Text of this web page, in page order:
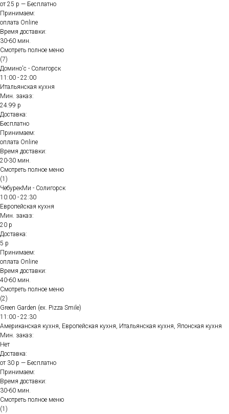
от 25 р — Бесплатно
Принимаем:
оплата Online
Время доставки:
30-60 мин.
Смотреть полное меню
(7)
Домино'с - Солигорск
11:00 - 22:00
Итальянская кухня
Мин. заказ:
24.99 р
Доставка:
Бесплатно
Принимаем:
оплата Online
Время доставки:
20-30 мин.
Смотреть полное меню
(1)
ЧебурекМи - Солигорск
10:00 - 22:30
Европейская кухня
Мин. заказ:
20 р
Доставка:
5 р
Принимаем:
оплата Online
Время доставки:
40-60 мин.
Смотреть полное меню
(2)
Green Garden (ex. Pizza Smile)
11:00 - 22:30
Американская кухня, Европейская кухня, Итальянская кухня, Японская кухня
Мин. заказ:
Нет
Доставка:
от 30 р — Бесплатно
Принимаем:
Время доставки:
30-60 мин.
Смотреть полное меню
(1)